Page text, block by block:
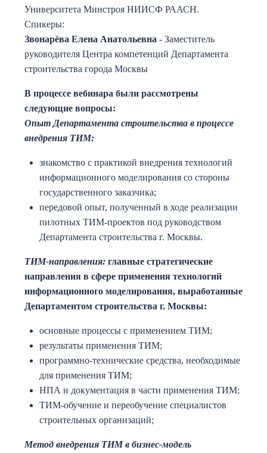
Университета Минстроя НИИСФ РААСН.
Спикеры:
Звонарёва Елена Анатольевна - Заместитель
руководителя Центра компетенций Департамента
строительства города Москвы
В процессе вебинара были рассмотрены
следующие вопросы:
Опыт Департамента строительства в процессе
внедрения ТИМ:
знакомство с практикой внедрения технологий
информационного моделирования со стороны
государственного заказчика;
передовой опыт, полученный в ходе реализации
пилотных ТИМ-проектов под руководством
Департамента строительства г. Москвы.
ТИМ-направления: главные стратегические
направления в сфере применения технологий
информационного моделирования, выработанные
Департаментом строительства г. Москвы:
основные процессы с применением ТИМ;
результаты применения ТИМ;
программно-технические средства, необходимые
для применения ТИМ;
НПА и документация в части применения ТИМ;
ТИМ-обучение и переобучение специалистов
строительных организаций;
Метод внедрения ТИМ в бизнес-модель